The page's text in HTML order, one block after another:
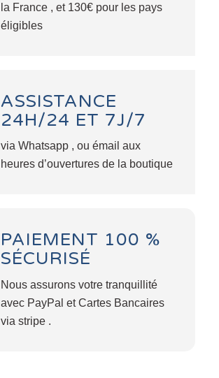
la France , et 130€ pour les pays
éligibles
ASSISTANCE
24H/24 ET 7J/7
via Whatsapp , ou émail aux
heures d’ouvertures de la boutique
PAIEMENT 100 %
SÉCURISÉ
Nous assurons votre tranquillité
avec PayPal et Cartes Bancaires
via stripe .